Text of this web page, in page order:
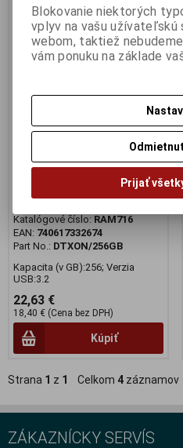
Dopredaj
Náš TIP
USB 3.2 Flash Disk 256GB
Kingston DataTraveler Exodia
Katalógové číslo: RAM716
EAN: 740617332674
Part No.: DTXON/256GB
Kapacita (v GB):256; Verzia
USB:3.2
22,63 €
18,40 € (Cena bez DPH)
Kúpiť
Strana 1 z 1 Celkom 4 záznamov
ZÁKAZNÍCKY SERVÍS
Blokovanie niektorých
vplyv na vašu užívateľskú
webom, taktiež
vám ponuku na základe
Prijať